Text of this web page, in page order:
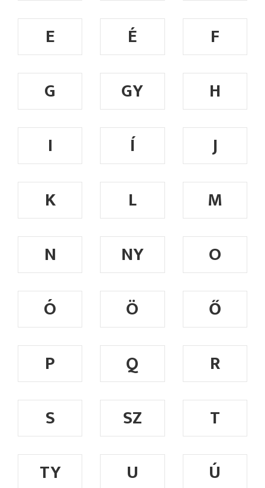
E É
F
G
GY
H
I
Í
J
K
L
M
N
NY
O
Ó
Ö
Ő
P
Q
R
S
SZ
T
TY
U
Ú